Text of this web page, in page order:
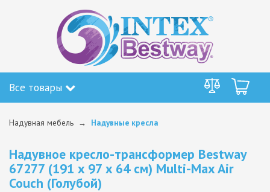
Все товары
Надувная мебель Надувные кресла
Надувное кресло-трансформер Bestway
67277 (191 x 97 x 64 см) Multi-Max Air
Couch (Голубой)